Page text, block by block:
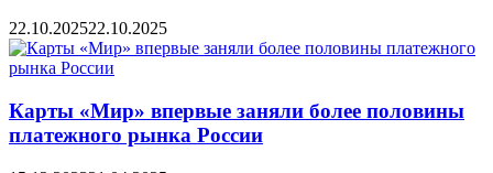
22.10.202522.10.2025
Карты «Мир» впервые заняли более половины
платежного рынка России